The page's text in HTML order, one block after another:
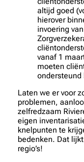
altijd goed
hierover
invoering
vanaf 1
moeten
ondersteund
Laten we er voor
problemen,
zelfredzaam
eigen
knelpunten te
bedenken. Dat
regio’s!